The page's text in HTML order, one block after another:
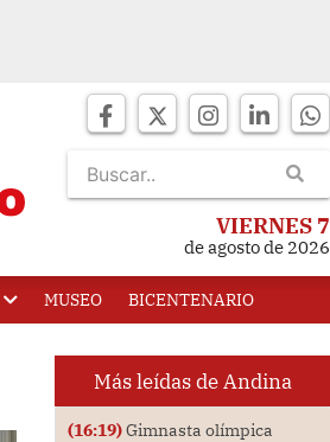
VIERNES 7
de agosto de 2026
MUSEO BICENTENARIO
Más leídas de Andina
(16:19)Gimnasta olímpica